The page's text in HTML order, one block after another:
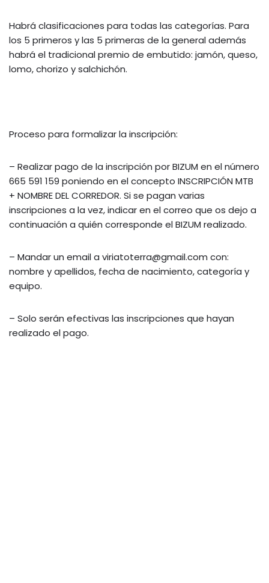
Habrá clasificaciones para todas las categorías. Para
los 5 primeros y las 5 primeras de la general además
habrá el tradicional premio de embutido: jamón, queso,
lomo, chorizo y salchichón.
Proceso para formalizar la inscripción:
– Realizar pago de la inscripción por BIZUM en el número
665 591 159 poniendo en el concepto INSCRIPCIÓN MTB
+ NOMBRE DEL CORREDOR. Si se pagan varias
inscripciones a la vez, indicar en el correo que os dejo a
continuación a quién corresponde el BIZUM realizado.
– Mandar un email a viriatoterra@gmail.com con:
nombre y apellidos, fecha de nacimiento, categoría y
equipo.
– Solo serán efectivas las inscripciones que hayan
realizado el pago.